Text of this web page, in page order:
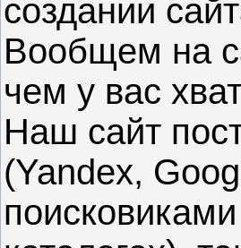
создании
Вообщем на
чем у вас
Наш сайт
(Yandex,